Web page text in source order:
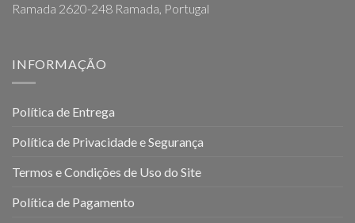
Ramada 2620-248 Ramada, Portugal
INFORMAÇÃO
Política de Entrega
Política de Privacidade e Segurança
Termos e Condições de Uso do Site
Política de Pagamento